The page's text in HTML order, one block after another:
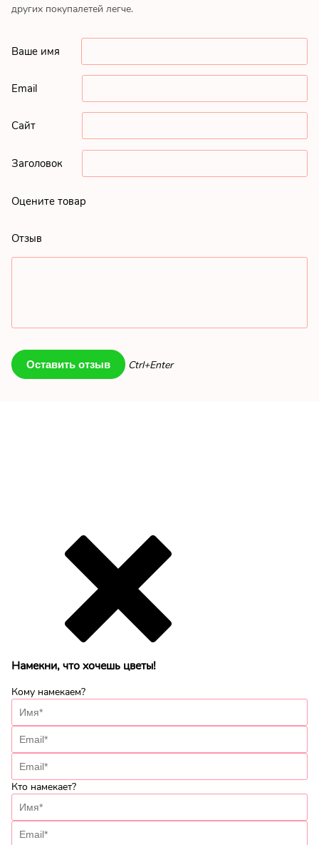
других покупалетей легче.
Ваше имя
Email
Сайт
Заголовок
Оцените товар
Отзыв
Ctrl+Enter
Намекни, что хочешь цветы!
Кому намекаем?
Кто намекает?